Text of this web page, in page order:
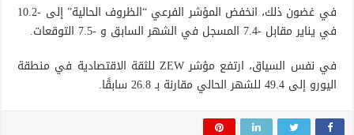
في غضون ذلك، انخفض المؤشر الفرعي “الظروف الحالية” إلى -10.2
في يناير مقابل -7.4 المسجل في الشهر السابق و -7.5 التوقعات.
في نفس السياق، ارتفع مؤشر ZEW للثقة الاقتصادية في منطقة
اليورو إلى 49.4 للشهر الحالي مقارنة بـ 26.8 سابقًا.